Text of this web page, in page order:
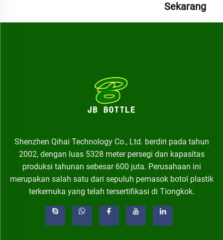
Sekarang
Shenzhen Qihai Technology Co., Ltd. berdiri pada tahun
2002, dengan luas 5328 meter persegi dan kapasitas
produksi tahunan sebesar 600 juta. Perusahaan ini
merupakan salah satu dari sepuluh pemasok botol plastik
terkemuka yang telah tersertifikasi di Tiongkok.